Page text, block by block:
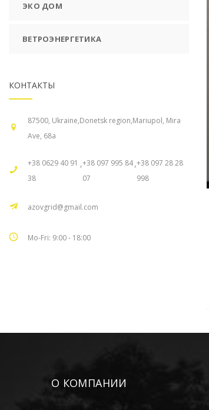
ЭКО ДОМ
ВЕТРОЭНЕРГЕТИКА
КОНТАКТЫ
87500, Ukraine,Donetsk region,Mariupol, Mira
Ave, 68а
+38 0629 40 91
38
,+38 097 995 84
07
,+38 097 28 28
998
azovgrid@gmail.com
Mo-Fri: 9:00 - 18:00
О КОМПАНИИ